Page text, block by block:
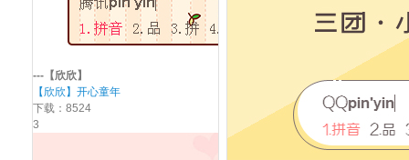
---【欣欣】
【欣欣】开心童年
下载：8524
3